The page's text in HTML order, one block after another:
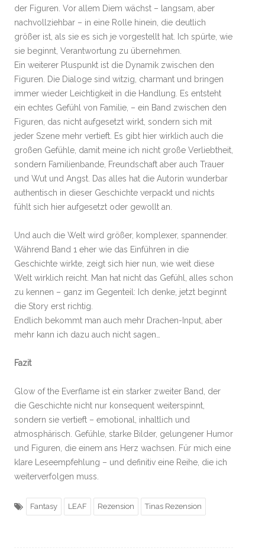
der Figuren. Vor allem Diem wächst – langsam, aber
nachvollziehbar – in eine Rolle hinein, die deutlich
größer ist, als sie es sich je vorgestellt hat. Ich spürte, wie
sie beginnt, Verantwortung zu übernehmen.
Ein weiterer Pluspunkt ist die Dynamik zwischen den
Figuren. Die Dialoge sind witzig, charmant und bringen
immer wieder Leichtigkeit in die Handlung. Es entsteht
ein echtes Gefühl von Familie, – ein Band zwischen den
Figuren, das nicht aufgesetzt wirkt, sondern sich mit
jeder Szene mehr vertieft. Es gibt hier wirklich auch die
großen Gefühle, damit meine ich nicht große Verliebtheit,
sondern Familienbande, Freundschaft aber auch Trauer
und Wut und Angst. Das alles hat die Autorin wunderbar
authentisch in dieser Geschichte verpackt und nichts
fühlt sich hier aufgesetzt oder gewollt an.
Und auch die Welt wird größer, komplexer, spannender.
Während Band 1 eher wie das Einführen in die
Geschichte wirkte, zeigt sich hier nun, wie weit diese
Welt wirklich reicht. Man hat nicht das Gefühl, alles schon
zu kennen – ganz im Gegenteil: Ich denke, jetzt beginnt
die Story erst richtig.
Endlich bekommt man auch mehr Drachen-Input, aber
mehr kann ich dazu auch nicht sagen…
Fazit
Glow of the Everflame ist ein starker zweiter Band, der
die Geschichte nicht nur konsequent weiterspinnt,
sondern sie vertieft – emotional, inhaltlich und
atmosphärisch. Gefühle, starke Bilder, gelungener Humor
und Figuren, die einem ans Herz wachsen. Für mich eine
klare Leseempfehlung – und definitiv eine Reihe, die ich
weiterverfolgen muss.
Fantasy LEAF Rezension Tinas Rezension